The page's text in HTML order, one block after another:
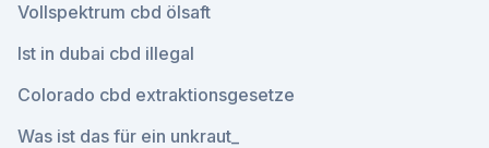
Vollspektrum cbd ölsaft
Ist in dubai cbd illegal
Colorado cbd extraktionsgesetze
Was ist das für ein unkraut_